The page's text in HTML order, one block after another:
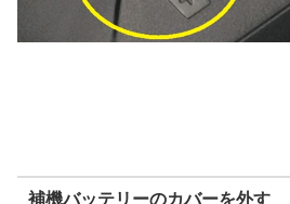
補機バッテリーのカバーを外す